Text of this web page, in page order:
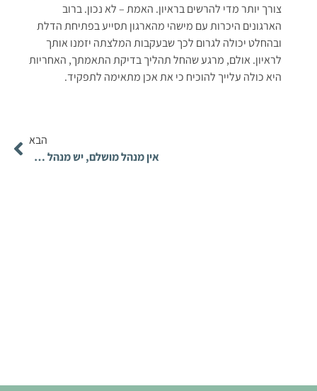
צורך יותר מדי להרשים בראיון. האמת – לא נכון. ברוב
הארגונים היכרות עם מישהי מהארגון תסייע בפתיחת הדלת
ובהחלט יכולה לגרום לכך שבעקבות המלצתה יזמנו אותך
לראיון. אולם, מרגע שהחל תהליך בדיקת התאמתך, האחריות
היא כולה עלייך להוכיח כי את אכן מתאימה לתפקיד.
הבא
אין מנהל מושלם, יש מנהל מתאים